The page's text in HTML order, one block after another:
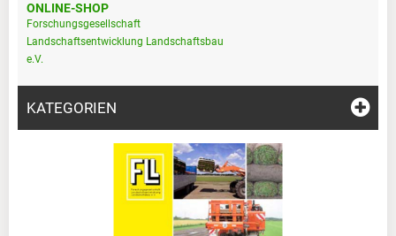
ONLINE-SHOP
Forschungsgesellschaft
Landschaftsentwicklung Landschaftsbau
e.V.
KATEGORIEN